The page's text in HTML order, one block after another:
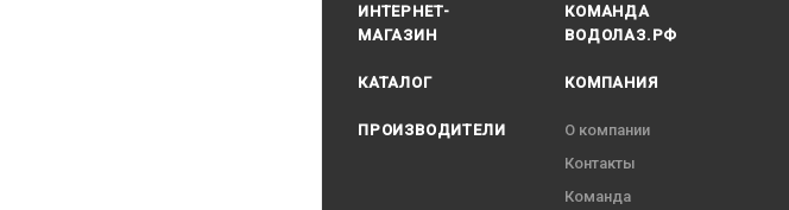
ИНТЕРНЕТ-
МАГАЗИН
КАТАЛОГ
ПРОИЗВОДИТЕЛИ
КОМАНДА
ВОДОЛАЗ.РФ
КОМПАНИЯ
О компании
Контакты
Команда